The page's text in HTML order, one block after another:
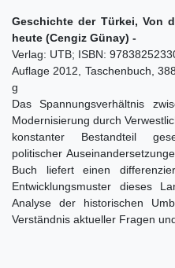
Geschichte der Türkei, Von
heute (Cengiz Günay) -
Verlag: UTB; ISBN:
Auflage 2012, Taschenbuch,
g
Das Spannungsverhältnis
Modernisierung durch
konstanter Bestandteil
politischer
Buch liefert einen
Entwicklungsmuster dieses
Analyse der historischen
Verständnis aktueller Fragen